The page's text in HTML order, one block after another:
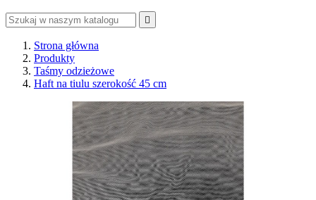

Strona główna
Produkty
Taśmy odzieżowe
Haft na tiulu szerokość 45 cm